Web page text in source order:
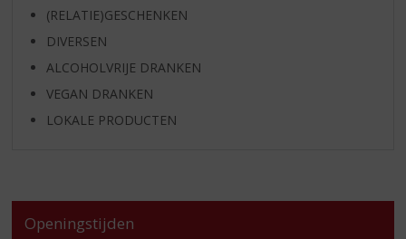
(RELATIE)GESCHENKEN
DIVERSEN
ALCOHOLVRIJE DRANKEN
VEGAN DRANKEN
LOKALE PRODUCTEN
Openingstijden